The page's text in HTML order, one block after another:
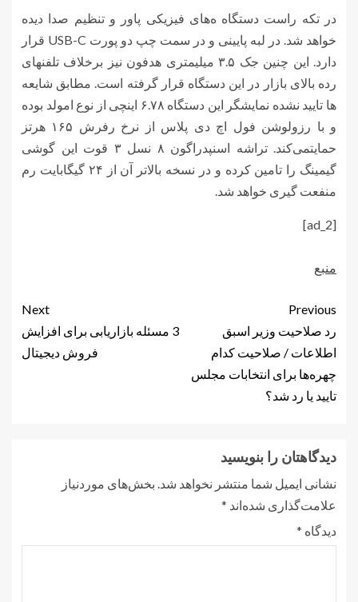
در تکه راست دستگاه ه‌های فیزیکی پاور و تنظیم صدا دیده
خواهد شد. در لبه پایینی و در سمت چپ دو پورت USB-C قرار
دارد. این چنین جک ۳.۵ میلیمتری هدفون نیز برخلاف تلفنهای
رده بالای بازار در این دستگاه قرار گرفته است. مطابق شایعه
ها تایید نشده نمایشگر این دستگاه ۶.۷۸ اینچی از نوع امولد بوده
و با رزولوشن فول اچ دی پلاس از نرخ رفرش ۱۶۵ هرتز
حمایتمی‌کند. تراشه اسنپدراگون ۸ نسل ۳ قوت این گوشی
گیمینگ را تامین کرده و در نسخه بالاتر آن از ۲۴ گیگابایت رم
منفعت گیری خواهد شد.
[ad_2]
منبع
Previous
رد صلاحیت وزیر اسبق
اطلاعات / صلاحیت کدام
چهره‌ها برای انتخابات مجلس
تایید یا رد شد؟
Next
3 مسئله بازاریابی برای افزایش
فروش دیجیتال
دیدگاهتان را بنویسید
نشانی ایمیل شما منتشر نخواهد شد. بخش‌های موردنیاز
علامت‌گذاری شده‌اند *
دیدگاه *